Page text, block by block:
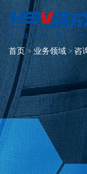
首页 > 业务领域 > 咨